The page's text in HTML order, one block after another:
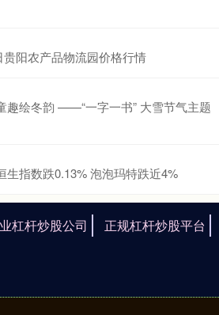
阳农产品物流园价格行情
趣绘冬韵 ——“一字一书” 大雪节气主题
生指数跌0.13% 泡泡玛特跌近4%
杠杆炒股公司 正规杠杆炒股平台